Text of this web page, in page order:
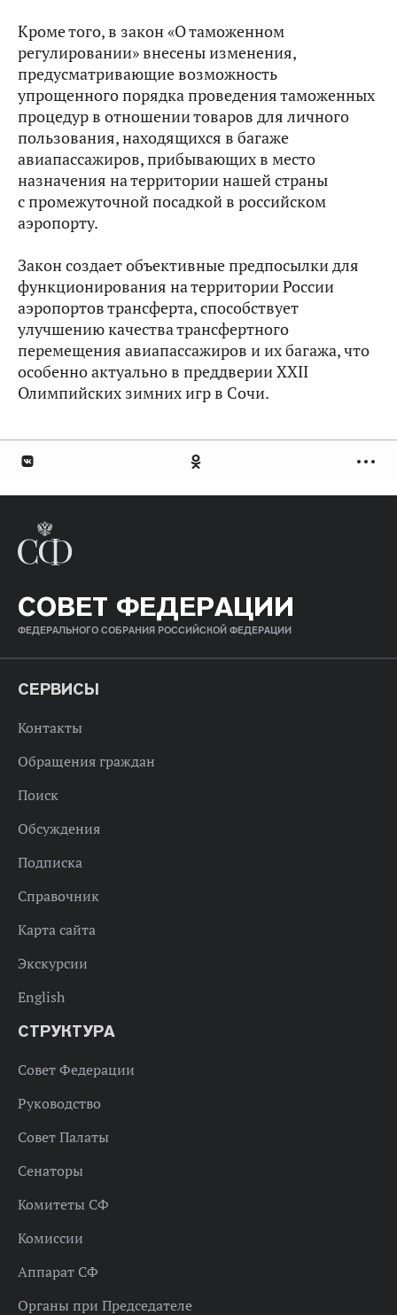
Кроме того, в закон «О таможенном
регулировании» внесены изменения,
предусматривающие возможность
упрощенного порядка проведения таможенных
процедур в отношении товаров для личного
пользования, находящихся в багаже
авиапассажиров, прибывающих в место
назначения на территории нашей страны
с промежуточной посадкой в российском
аэропорту.
Закон создает объективные предпосылки для
функционирования на территории России
аэропортов трансферта, способствует
улучшению качества трансфертного
перемещения авиапассажиров и их багажа, что
особенно актуально в преддверии XXII
Олимпийских зимних игр в Сочи.
СОВЕТ ФЕДЕРАЦИИ
ФЕДЕРАЛЬНОГО СОБРАНИЯ РОССИЙСКОЙ ФЕДЕРАЦИИ
СЕРВИСЫ
Контакты
Обращения граждан
Поиск
Обсуждения
Подписка
Справочник
Карта сайта
Экскурсии
English
СТРУКТУРА
Совет Федерации
Руководство
Совет Палаты
Сенаторы
Комитеты СФ
Комиссии
Аппарат СФ
Органы при Председателе